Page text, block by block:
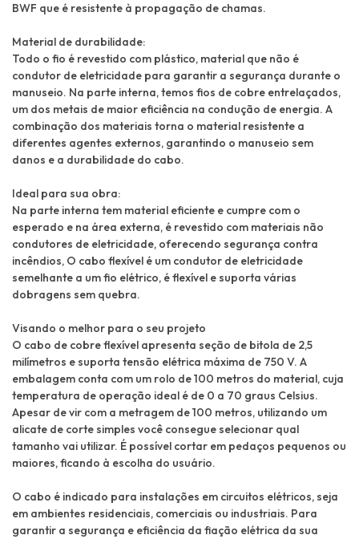
BWF que é resistente à propagação de chamas.
Material de durabilidade:
Todo o fio é revestido com plástico, material que não é
condutor de eletricidade para garantir a segurança durante o
manuseio. Na parte interna, temos fios de cobre entrelaçados,
um dos metais de maior eficiência na condução de energia. A
combinação dos materiais torna o material resistente a
diferentes agentes externos, garantindo o manuseio sem
danos e a durabilidade do cabo.
Ideal para sua obra:
Na parte interna tem material eficiente e cumpre com o
esperado e na área externa, é revestido com materiais não
condutores de eletricidade, oferecendo segurança contra
incêndios, O cabo flexível é um condutor de eletricidade
semelhante a um fio elétrico, é flexível e suporta várias
dobragens sem quebra.
Visando o melhor para o seu projeto
O cabo de cobre flexível apresenta seção de bitola de 2,5
milímetros e suporta tensão elétrica máxima de 750 V. A
embalagem conta com um rolo de 100 metros do material, cuja
temperatura de operação ideal é de 0 a 70 graus Celsius.
Apesar de vir com a metragem de 100 metros, utilizando um
alicate de corte simples você consegue selecionar qual
tamanho vai utilizar. É possível cortar em pedaços pequenos ou
maiores, ficando à escolha do usuário.
O cabo é indicado para instalações em circuitos elétricos, seja
em ambientes residenciais, comerciais ou industriais. Para
garantir a segurança e eficiência da fiação elétrica da sua